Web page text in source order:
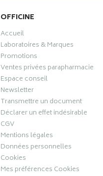
OFFICINE
Accueil
Laboratoires & Marques
Promotions
Ventes privées parapharmacie
Espace conseil
Newsletter
Transmettre un document
Déclarer un effet indésirable
CGV
Mentions légales
Données personnelles
Cookies
Mes préférences Cookies